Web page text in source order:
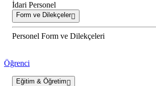
İdari Personel
Form ve Dilekçeler
Personel Form ve Dilekçeleri
Öğrenci
Eğitim & Öğretim